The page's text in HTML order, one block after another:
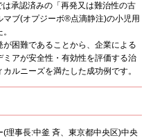
承認済みの「再発又は難治性の古
ブ(オプジーボ®点滴静注)の小児用
困難であることから、企業による
アが安全性・有効性を評価する治
ルニーズを満たした成功例です。
理事長:中釜 斉、東京都中央区)中央